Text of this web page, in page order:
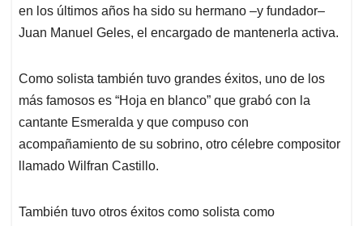
en los últimos años ha sido su hermano –y fundador–
Juan Manuel Geles, el encargado de mantenerla activa.
Como solista también tuvo grandes éxitos, uno de los
más famosos es “Hoja en blanco” que grabó con la
cantante Esmeralda y que compuso con
acompañamiento de su sobrino, otro célebre compositor
llamado Wilfran Castillo.
También tuvo otros éxitos como solista como